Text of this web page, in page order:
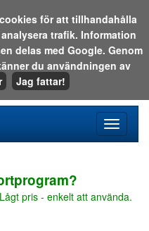
meny
pris - enkelt att använda.
för att tillhandahålla
trafik. Information
delas med Google. Genom
du användningen av
Jag fattar!